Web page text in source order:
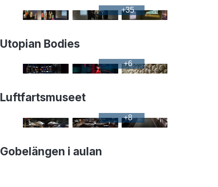
+35
Utopian Bodies
+6
Luftfartsmuseet
+8
Gobelängen i aulan